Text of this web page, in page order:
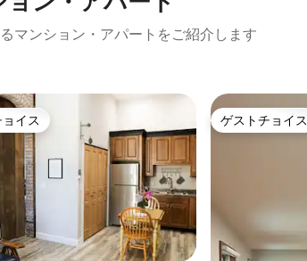
マンション・アパートをご紹介します
イス
イス ゲストチョイス
ゲストチョイス